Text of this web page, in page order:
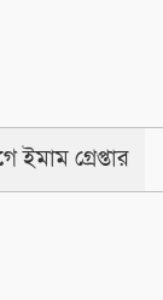
ইমাম গ্রেপ্তার